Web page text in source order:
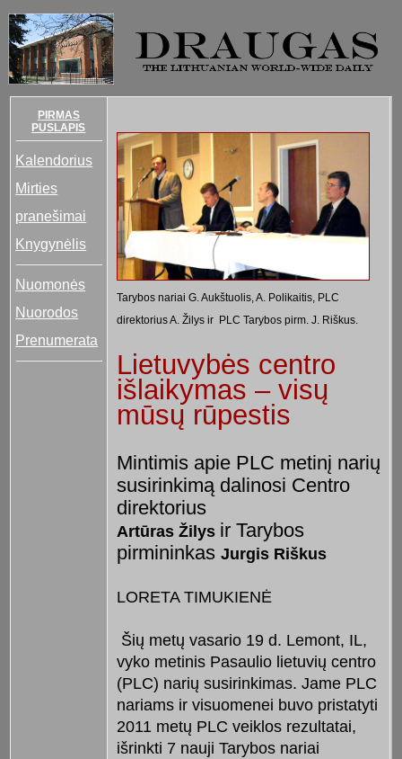
PIRMAS
PUSLAPIS
Kalendorius
Mirties
pranešimai
Knygynėlis
Nuomonės
Nuorodos
Prenumerata
Tarybos nariai G. Aukštuolis, A. Polikaitis, PLC
direktorius A. Žilys ir PLC Tarybos pirm. J. Riškus.
Lietuvybės centro
išlaikymas – visų
mūsų rūpestis
Mintimis apie PLC metinį narių
susirinkimą dalinosi Centro
direktorius
Artūras Žilys ir Tarybos
pirmininkas Jurgis Riškus
LORETA TIMUKIENĖ
Šių metų vasario 19 d. Lemont, IL,
vyko metinis Pasaulio lietuvių centro
(PLC) narių susirinkimas. Jame PLC
nariams ir visuomenei buvo pristatyti
2011 metų PLC veiklos rezultatai,
išrinkti 7 nauji Tarybos nariai